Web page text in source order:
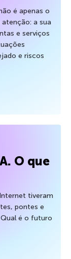
é apenas o
a sua
e serviços
e riscos
O que
tiveram
pontes e
é o futuro